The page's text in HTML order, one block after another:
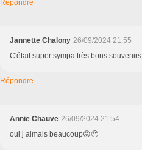
Répondre
Jannette Chalony 26/09/2024 21:55
C'était super sympa très bons souvenirs
Répondre
Annie Chauve 26/09/2024 21:54
oui j aimais beaucoup😜🥹